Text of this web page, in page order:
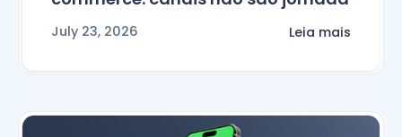
July 23, 2026 Leia mais